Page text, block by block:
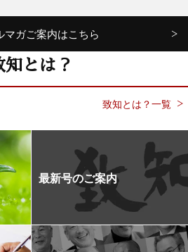
マガご案内はこちら
知とは？
致知とは？一覧
最新号のご案内